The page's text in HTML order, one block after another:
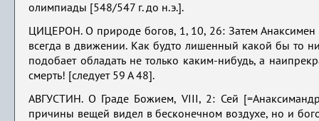
олимпиады [548/547 г. до н.э.].
ЦИЦЕРОН. О природе богов, 1, 10, 26: Затем Анаксимен
всегда в движении. Как будто лишенный какой бы то
подобает обладать не только каким-нибудь, а
смерть! [следует 59 А 48].
АВГУСТИН. О Граде Божием, VIII, 2: Сей
причины вещей видел в бесконечном воздухе, но и